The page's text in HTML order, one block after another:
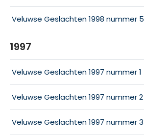
Veluwse Geslachten 1998 nummer 5
1997
Veluwse Geslachten 1997 nummer 1
Veluwse Geslachten 1997 nummer 2
Veluwse Geslachten 1997 nummer 3